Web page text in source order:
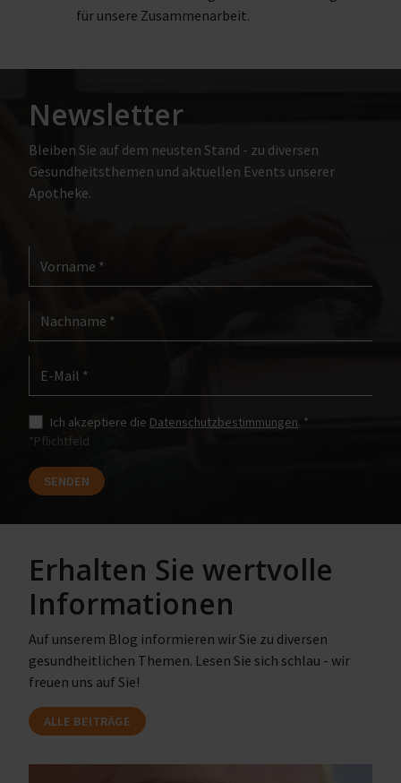
für unsere Zusammenarbeit.
Newsletter
Bleiben Sie auf dem neusten Stand - zu diversen
Gesundheitsthemen und aktuellen Events unserer
Apotheke.
Ich akzeptiere die Datenschutzbestimmungen. *
*Pflichtfeld
Erhalten Sie wertvolle
Informationen
Auf unserem Blog informieren wir Sie zu diversen
gesundheitlichen Themen. Lesen Sie sich schlau - wir
freuen uns auf Sie!
ALLE BEITRÄGE